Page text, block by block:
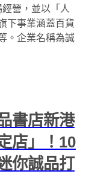
營，並以「人
下事業涵蓋百貨
。企業名稱為誠
書店新港
店」！10
你誠品打